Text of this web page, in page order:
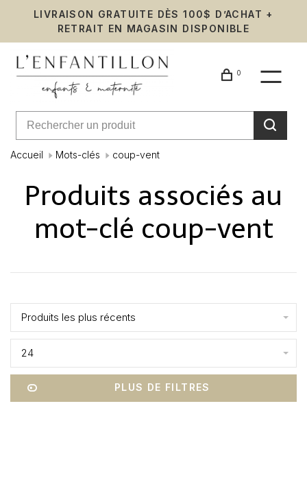
LIVRAISON GRATUITE DÈS 100$ D’ACHAT +
RETRAIT EN MAGASIN DISPONIBLE
0
Accueil Mots-clés coup-vent
Produits associés au
mot-clé coup-vent
Produits les plus récents
24
PLUS DE FILTRES